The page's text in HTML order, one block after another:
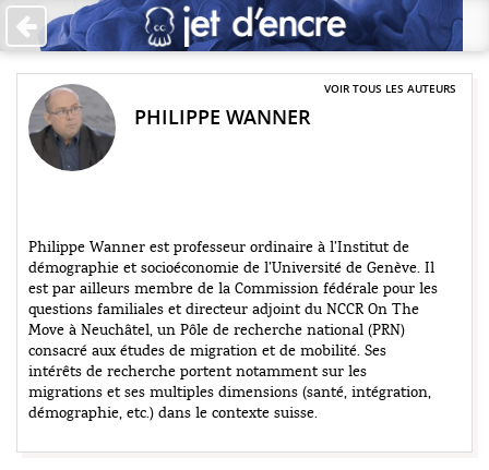
Accueil
Les auteurs
+Catégories
Qui sommes-nous ?
♥ Faire un don
Contact
VOIR TOUS LES AUTEURS
PHILIPPE WANNER
Philippe Wanner est professeur ordinaire à l’Institut de
démographie et socioéconomie de l’Université de Genève. Il
est par ailleurs membre de la Commission fédérale pour les
questions familiales et directeur adjoint du NCCR On The
Move à Neuchâtel, un Pôle de recherche national (PRN)
consacré aux études de migration et de mobilité. Ses
intérêts de recherche portent notamment sur les
migrations et ses multiples dimensions (santé, intégration,
démographie, etc.) dans le contexte suisse.